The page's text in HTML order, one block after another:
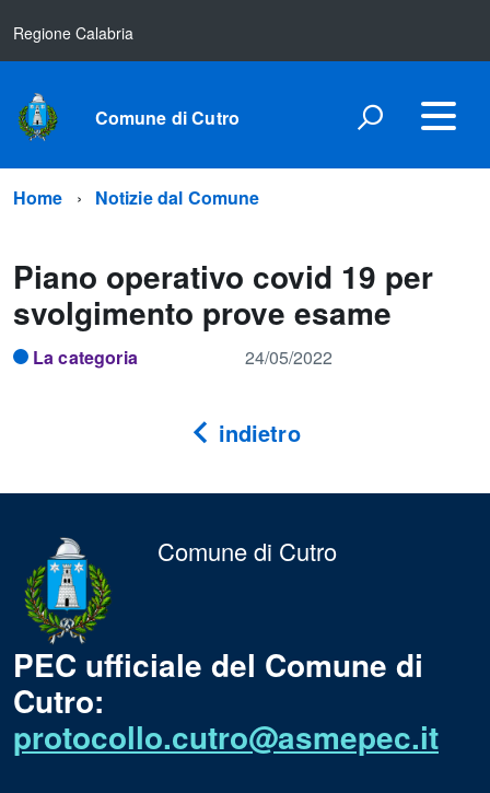
Regione Calabria
Comune di Cutro
Home Notizie dal Comune
Piano operativo covid 19 per
svolgimento prove esame
La categoria 24/05/2022
indietro
Comune di Cutro
PEC ufficiale del Comune di
Cutro:
protocollo.cutro@asmepec.it